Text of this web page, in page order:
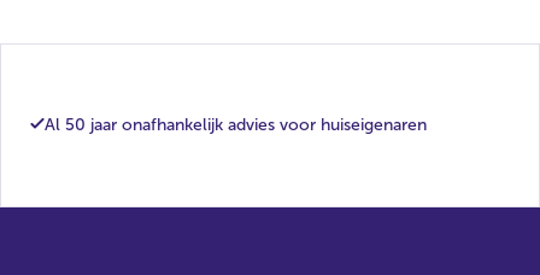
Al 50 jaar onafhankelijk advies voor huiseigenaren